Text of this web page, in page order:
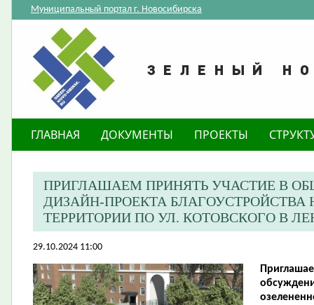
Муниципальный портал г. Новосибирска
ГЛАВНАЯ ДОКУМЕНТЫ ПРОЕКТЫ
ПРИГЛАШАЕМ ПРИНЯТЬ УЧАСТИЕ В
ДИЗАЙН-ПРОЕКТА
ТЕРРИТОРИИ ПО УЛ. КОТОВСКОГО В
29.10.2024 11:00